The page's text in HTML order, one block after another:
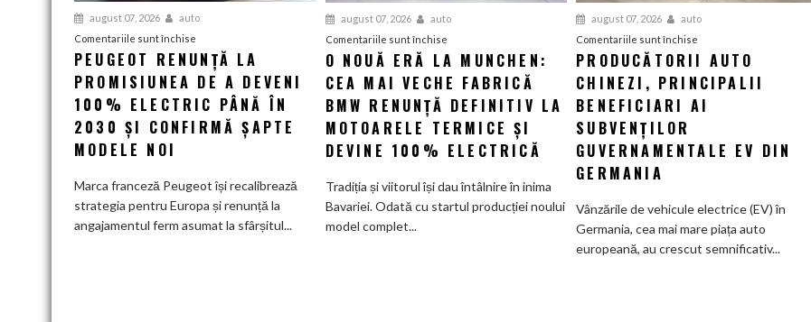
august 07, 2026
auto
Comentariile sunt închise
Peugeot
renunță
la
promisiunea
de
electric
PEUGEOT RENUNȚĂ LA
PROMISIUNEA DE A DEVENI
100% ELECTRIC PÂNĂ ÎN
2030 ȘI CONFIRMĂ ȘAPTE
MODELE NOI
Marca franceză Peugeot își recalibrează
strategia pentru Europa și renunță la
angajamentul ferm asumat la sfârșitul...
august 07, 2026
auto
Comentariile sunt închisepentru
O
nouă
eră
Munchen:
Cea
O NOUĂ ERĂ LA MUNCHEN:
CEA MAI VECHE FABRICĂ
BMW RENUNȚĂ DEFINITIV LA
MOTOARELE TERMICE ȘI
DEVINE 100% ELECTRICĂ
Tradiția și viitorul își dau întâlnire în inima
Bavariei. Odată cu startul producției noului
model complet...
august 07, 2026
auto
Comentariile sunt închise
Producătorii
auto
chinezi,
ai
EV
din
Germania
PRODUCĂTORII AUTO
CHINEZI, PRINCIPALII
BENEFICIARI AI
SUBVENȚILOR
GUVERNAMENTALE EV DIN
GERMANIA
Vânzările de vehicule electrice (EV) în
Germania, cea mai mare piața auto
europeană, au crescut semnificativ...